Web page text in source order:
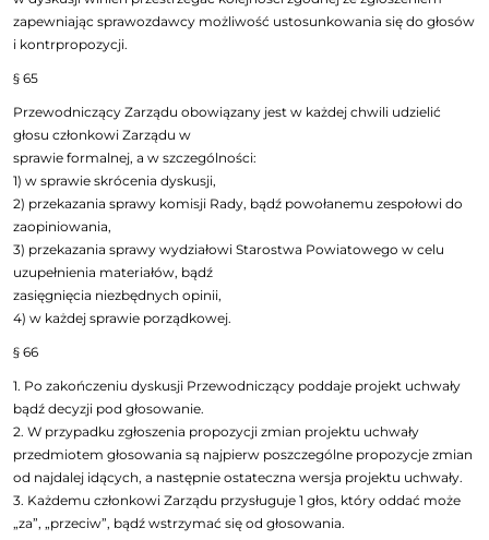
zapewniając sprawozdawcy możliwość ustosunkowania się do głosów
i kontrpropozycji.
§ 65
Przewodniczący Zarządu obowiązany jest w każdej chwili udzielić
głosu członkowi Zarządu w
sprawie formalnej, a w szczególności:
1) w sprawie skrócenia dyskusji,
2) przekazania sprawy komisji Rady, bądź powołanemu zespołowi do
zaopiniowania,
3) przekazania sprawy wydziałowi Starostwa Powiatowego w celu
uzupełnienia materiałów, bądź
zasięgnięcia niezbędnych opinii,
4) w każdej sprawie porządkowej.
§ 66
1. Po zakończeniu dyskusji Przewodniczący poddaje projekt uchwały
bądź decyzji pod głosowanie.
2. W przypadku zgłoszenia propozycji zmian projektu uchwały
przedmiotem głosowania są najpierw poszczególne propozycje zmian
od najdalej idących, a następnie ostateczna wersja projektu uchwały.
3. Każdemu członkowi Zarządu przysługuje 1 głos, który oddać może
„za”, „przeciw”, bądź wstrzymać się od głosowania.